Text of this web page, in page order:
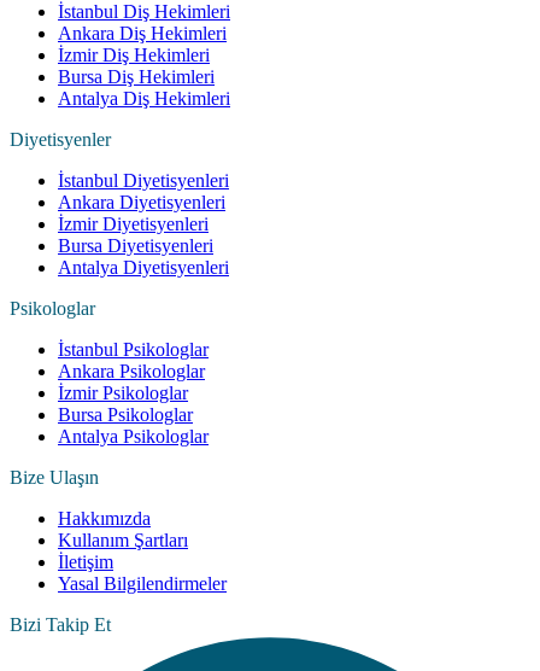
İstanbul Diş Hekimleri
Ankara Diş Hekimleri
İzmir Diş Hekimleri
Bursa Diş Hekimleri
Antalya Diş Hekimleri
Diyetisyenler
İstanbul Diyetisyenleri
Ankara Diyetisyenleri
İzmir Diyetisyenleri
Bursa Diyetisyenleri
Antalya Diyetisyenleri
Psikologlar
İstanbul Psikologlar
Ankara Psikologlar
İzmir Psikologlar
Bursa Psikologlar
Antalya Psikologlar
Bize Ulaşın
Hakkımızda
Kullanım Şartları
İletişim
Yasal Bilgilendirmeler
Bizi Takip Et